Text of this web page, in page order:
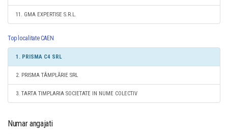
11. GMA EXPERTISE S.R.L.
Top localitate CAEN
1. PRISMA C4 SRL
2. PRISMA TÂMPLĂRIE SRL
3. TARTA TIMPLARIA SOCIETATE IN NUME COLECTIV
Numar angajati